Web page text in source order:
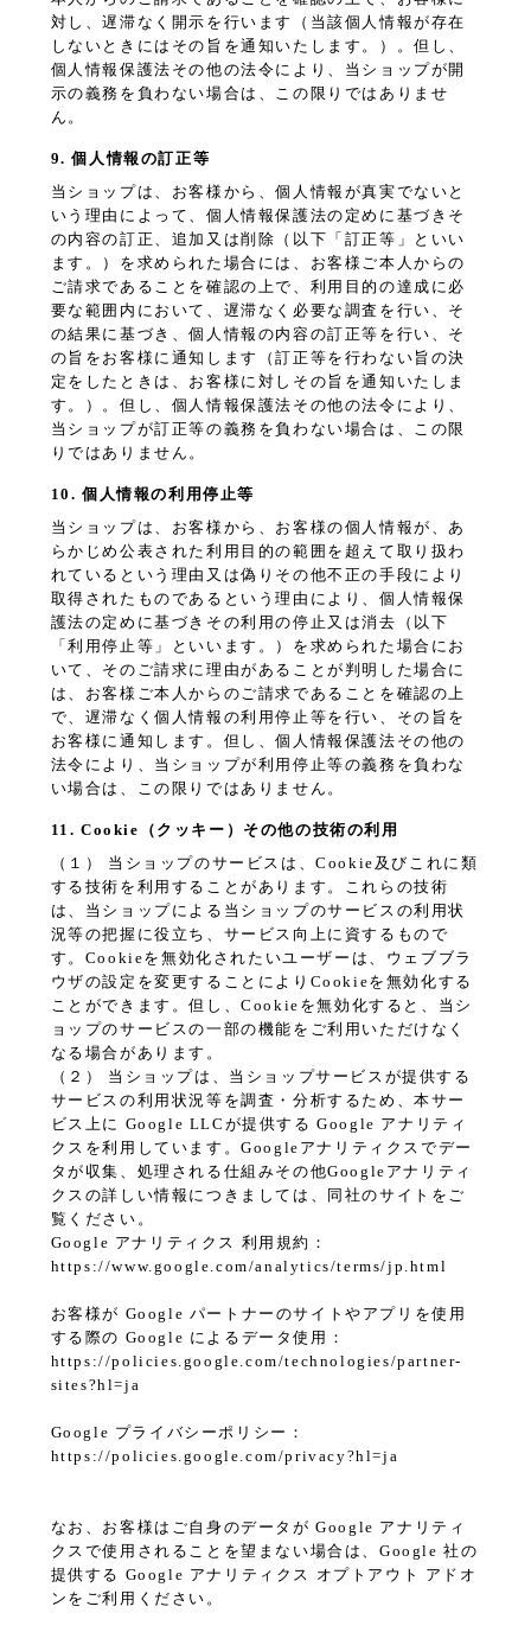
対し、遅滞なく開示を行います（当該個人情報が存在
しないときにはその旨を通知いたします。）。但し、
個人情報保護法その他の法令により、当ショップが開
示の義務を負わない場合は、この限りではありませ
ん。
9. 個人情報の訂正等
当ショップは、お客様から、個人情報が真実でないと
いう理由によって、個人情報保護法の定めに基づきそ
の内容の訂正、追加又は削除（以下「訂正等」といい
ます。）を求められた場合には、お客様ご本人からの
ご請求であることを確認の上で、利用目的の達成に必
要な範囲内において、遅滞なく必要な調査を行い、そ
の結果に基づき、個人情報の内容の訂正等を行い、そ
の旨をお客様に通知します（訂正等を行わない旨の決
定をしたときは、お客様に対しその旨を通知いたしま
す。）。但し、個人情報保護法その他の法令により、
当ショップが訂正等の義務を負わない場合は、この限
りではありません。
10. 個人情報の利用停止等
当ショップは、お客様から、お客様の個人情報が、あ
らかじめ公表された利用目的の範囲を超えて取り扱わ
れているという理由又は偽りその他不正の手段により
取得されたものであるという理由により、個人情報保
護法の定めに基づきその利用の停止又は消去（以下
「利用停止等」といいます。）を求められた場合にお
いて、そのご請求に理由があることが判明した場合に
は、お客様ご本人からのご請求であることを確認の上
で、遅滞なく個人情報の利用停止等を行い、その旨を
お客様に通知します。但し、個人情報保護法その他の
法令により、当ショップが利用停止等の義務を負わな
い場合は、この限りではありません。
11. Cookie（クッキー）その他の技術の利用
（１） 当ショップのサービスは、Cookie及びこれに類
する技術を利用することがあります。これらの技術
は、当ショップによる当ショップのサービスの利用状
況等の把握に役立ち、サービス向上に資するもので
す。Cookieを無効化されたいユーザーは、ウェブブラ
ウザの設定を変更することによりCookieを無効化する
ことができます。但し、Cookieを無効化すると、当シ
ョップのサービスの一部の機能をご利用いただけなく
なる場合があります。
（２） 当ショップは、当ショップサービスが提供する
サービスの利用状況等を調査・分析するため、本サー
ビス上に Google LLCが提供する Google アナリティ
クスを利用しています。Googleアナリティクスでデー
タが収集、処理される仕組みその他Googleアナリティ
クスの詳しい情報につきましては、同社のサイトをご
覧ください。
Google アナリティクス 利用規約：
https://www.google.com/analytics/terms/jp.html
お客様が Google パートナーのサイトやアプリを使用
する際の Google によるデータ使用：
https://policies.google.com/technologies/partner-
sites?hl=ja
Google プライバシーポリシー：
https://policies.google.com/privacy?hl=ja
なお、お客様はご自身のデータが Google アナリティ
クスで使用されることを望まない場合は、Google 社の
提供する Google アナリティクス オプトアウト アドオ
ンをご利用ください。